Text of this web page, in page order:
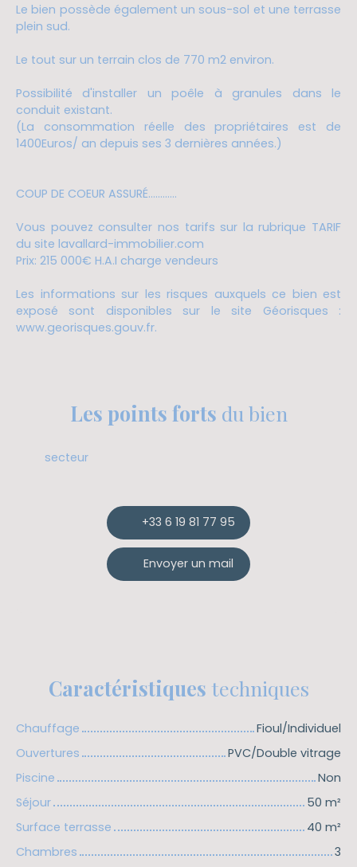
Le bien possède également un sous-sol et une terrasse
plein sud.
Le tout sur un terrain clos de 770 m2 environ.
Possibilité d'installer un poêle à granules dans le
conduit existant.
(La consommation réelle des propriétaires est de
1400Euros/ an depuis ses 3 dernières années.)
COUP DE COEUR ASSURÉ............
Vous pouvez consulter nos tarifs sur la rubrique TARIF
du site lavallard-immobilier.com
Prix: 215 000€ H.A.I charge vendeurs
Les informations sur les risques auxquels ce bien est
exposé sont disponibles sur le site Géorisques :
www.georisques.gouv.fr.
Les points forts du bien
secteur
+33 6 19 81 77 95
Envoyer un mail
Caractéristiques techniques
Chauffage
Fioul/Individuel
Ouvertures
PVC/Double vitrage
Piscine
Non
Séjour
50 m²
Surface terrasse
40 m²
Chambres
3